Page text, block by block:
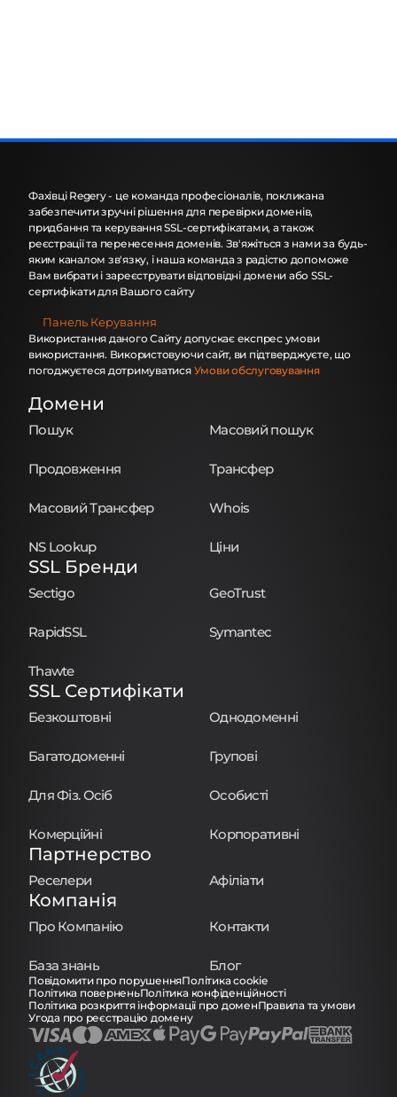
Фахівці Regery - це команда професіоналів, покликана
забезпечити зручні рішення для перевірки доменів,
придбання та керування SSL-сертифікатами, а також
реєстрації та перенесення доменів. Зв'яжіться з нами за будь-
яким каналом зв'язку, і наша команда з радістю допоможе
Вам вибрати і зареєструвати відповідні домени або SSL-
сертифікати для Вашого сайту
Панель Керування
Використання даного Сайту допускає експрес умови
використання. Використовуючи сайт, ви підтверджуєте, що
погоджуєтеся дотримуватися Умови обслуговування
Домени
Пошук Масовий пошук
Продовження Трансфер
Масовий Трансфер Whois
NS Lookup Ціни
SSL Бренди
Sectigo GeoTrust
RapidSSL Symantec
Thawte
SSL Сертифікати
Безкоштовні Однодоменні
Багатодоменні Групові
Для Фіз. Осіб Особисті
Комерційні Корпоративні
Партнерство
Реселери Афіліати
Компанія
Про Компанію Контакти
База знань Блог
Повідомити про порушенняПолітика cookie
Політика поверненьПолітика конфіденційності
Політика розкриття інформації про доменПравила та умови
Угода про реєстрацію домену